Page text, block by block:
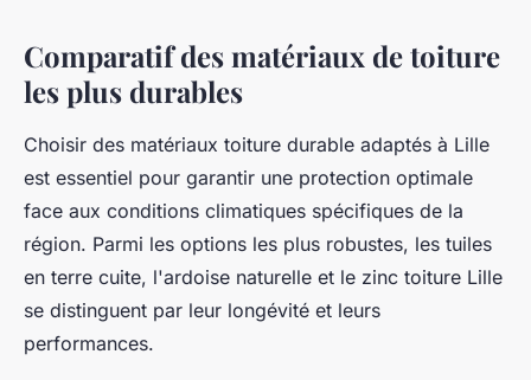
Comparatif des matériaux de toiture
les plus durables
Choisir des matériaux toiture durable adaptés à Lille
est essentiel pour garantir une protection optimale
face aux conditions climatiques spécifiques de la
région. Parmi les options les plus robustes, les tuiles
en terre cuite, l'ardoise naturelle et le zinc toiture Lille
se distinguent par leur longévité et leurs
performances.